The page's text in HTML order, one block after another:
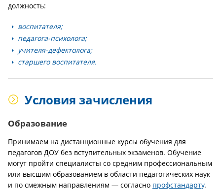
должность:
воспитателя;
педагога-психолога;
учителя-дефектолога;
старшего воспитателя.
Условия зачисления
Образование
Принимаем на дистанционные курсы обучения для
педагогов ДОУ без вступительных экзаменов. Обучение
могут пройти специалисты со средним профессиональным
или высшим образованием в области педагогических наук
и по смежным направлениям — согласно профстандарту.